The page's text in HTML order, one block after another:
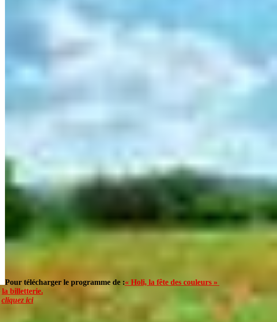
Pour télécharger le programme de :« Holi, la fête des couleurs »
la billetterie.
cliquez ici